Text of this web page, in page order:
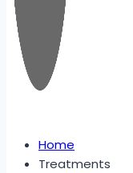
Home
Treatments